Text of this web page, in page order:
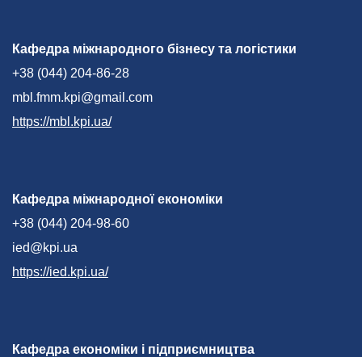
Кафедра міжнародного бізнесу та логістики
+38 (044) 204-86-28
mbl.fmm.kpi@gmail.com
https://mbl.kpi.ua/
Кафедра міжнародної економіки
+38 (044) 204-98-60
ied@kpi.ua
https://ied.kpi.ua/
Кафедра економіки і підприємництва